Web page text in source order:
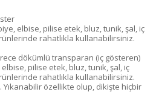
elbise, pilise etek, bluz, tunik, şal, iç
rahatlıkla kullanabilirsiniz.
dökümlü transparan (iç gösteren)
pilise etek, bluz, tunik, şal, iç
rahatlıkla kullanabilirsiniz.
Yıkanabilir özellikte olup, dikişte hiçbir